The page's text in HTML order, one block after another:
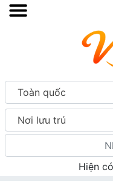
Toàn quốc
Nơi lưu trú
Hiện có